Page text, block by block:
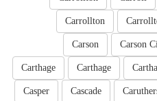
Carrollton
Carson
Carson
Carthage
Carthage
Cascade
Casper